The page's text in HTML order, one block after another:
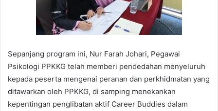
Sepanjang program ini, Nur Farah Johari, Pegawai
Psikologi PPKKG telah memberi pendedahan menyeluruh
kepada peserta mengenai peranan dan perkhidmatan yang
ditawarkan oleh PPKKG, di samping menekankan
kepentingan penglibatan aktif Career Buddies dalam